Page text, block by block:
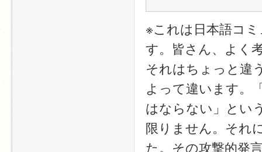
※これは日本語コ
す。皆さん、よく
それはちょっと違
よって違います。
はならない」とい
限りません。それ
た。その攻撃的発